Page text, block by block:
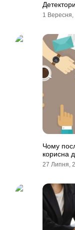
1 Вересня,
Чому
корисна
27 Липня,